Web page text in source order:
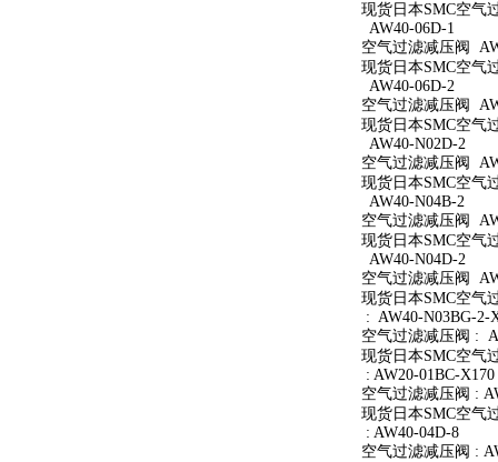
现货日本SMC空气
AW40-06D-1
空气过滤减压阀
现货日本SMC空气
AW40-06D-2
空气过滤减压阀
现货日本SMC空气
AW40-N02D-2
空气过滤减压阀
现货日本SMC空气
AW40-N04B-2
空气过滤减压阀
现货日本SMC空气
AW40-N04D-2
空气过滤减压阀
现货日本SMC空气
: AW40-N03BG-2-
空气过滤减压阀 :
现货日本SMC空气
: AW20-01BC-X170
空气过滤减压阀 :
现货日本SMC空气
: AW40-04D-8
空气过滤减压阀 :